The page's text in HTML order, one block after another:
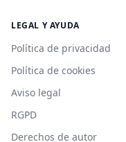
LEGAL Y AYUDA
Política de privacidad
Política de cookies
Aviso legal
RGPD
Derechos de autor